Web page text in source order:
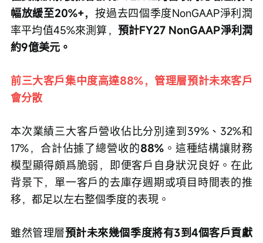
幅放緩至20%+，按過去四個季度NonGAAP淨利潤
率平均值45%來測算， 預計FY27 NonGAAP淨利潤
約9億美元。
前三大客戶集中度高達88%，管理層預計未來客戶
會分散
本次業績三大客戶營收佔比分別達到39%、32%和
17%，合計佔據了總營收的88%。這種結構讓財務
模型顯得頗爲脆弱，即便客戶自身狀況良好。在此
背景下，單一客戶的去庫存週期或項目時間表的推
移，都足以左右整個季度的表現。
雖然管理層預計未來幾個季度將有3到4個客戶貢獻